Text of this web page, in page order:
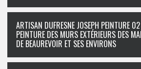
ARTISAN DUFRESNE JOSEPH PEINTURE
PEINTURE DES MURS EXTÉRIEURS DES
DE BEAUREVOIR ET SES ENVIRONS